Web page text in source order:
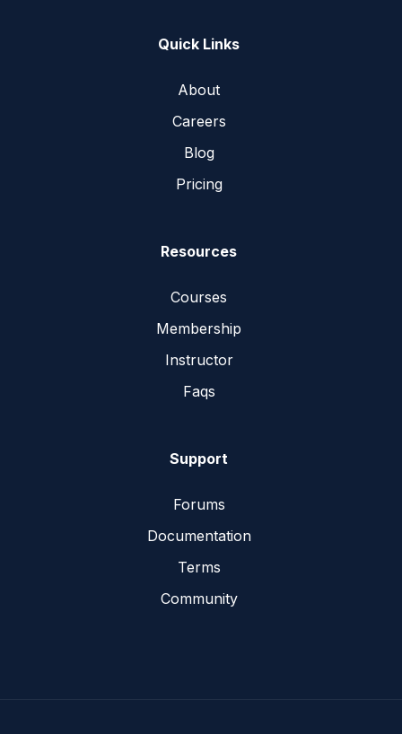
Quick Links
About
Careers
Blog
Pricing
Resources
Courses
Membership
Instructor
Faqs
Support
Forums
Documentation
Terms
Community